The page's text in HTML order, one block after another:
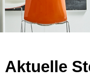
Aktuelle